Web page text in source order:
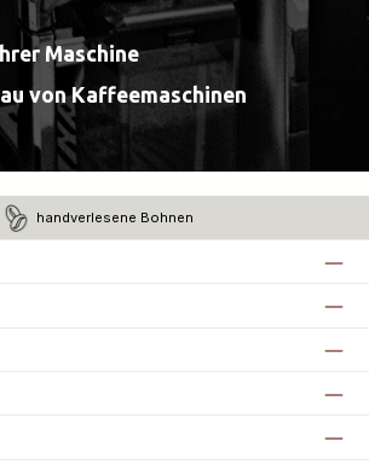
Maschine
von Kaffeemaschinen
handverlesene Bohnen